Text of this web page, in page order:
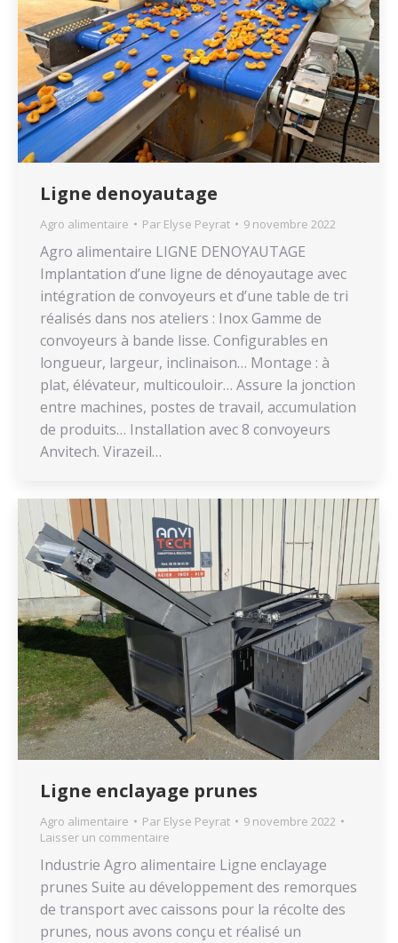
Ligne denoyautage
Agro alimentaire Par Elyse Peyrat 9 novembre 2022
Agro alimentaire LIGNE DENOYAUTAGE
Implantation d’une ligne de dénoyautage avec
intégration de convoyeurs et d’une table de tri
réalisés dans nos ateliers : Inox Gamme de
convoyeurs à bande lisse. Configurables en
longueur, largeur, inclinaison… Montage : à
plat, élévateur, multicouloir… Assure la jonction
entre machines, postes de travail, accumulation
de produits… Installation avec 8 convoyeurs
Anvitech. Virazeil…
Ligne enclayage prunes
Agro alimentaire Par Elyse Peyrat
9 novembre 2022
Laisser un commentaire
Industrie Agro alimentaire Ligne enclayage
prunes Suite au développement des remorques
de transport avec caissons pour la récolte des
prunes, nous avons conçu et réalisé un